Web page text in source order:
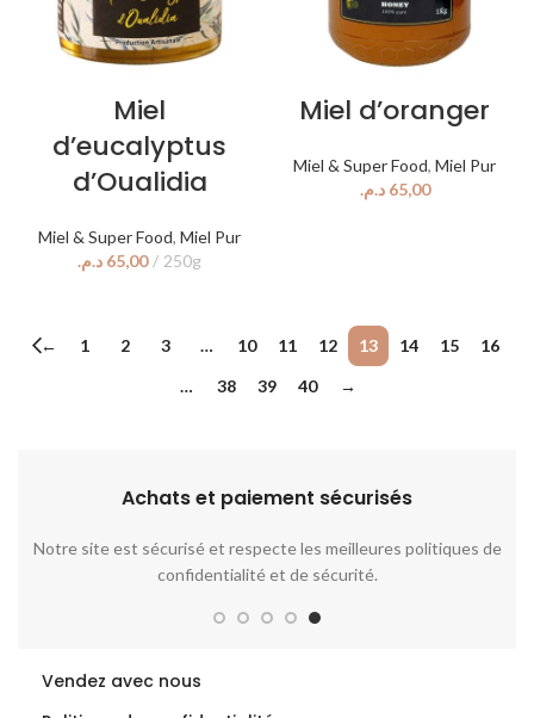
Miel
d’eucalyptus
d’Oualidia
Miel & Super Food, Miel Pur
د.م.
Miel d’oranger
Miel & Super Food, Miel Pur
د.م.
← 1 2 3 … 10 11 12 13 14 15
16
…
38 39 40 →
Achats et paiement sécurisés​
Notre site est sécurisé et respecte les meilleures politiques de
confidentialité et de sécurité.
Vendez avec nous